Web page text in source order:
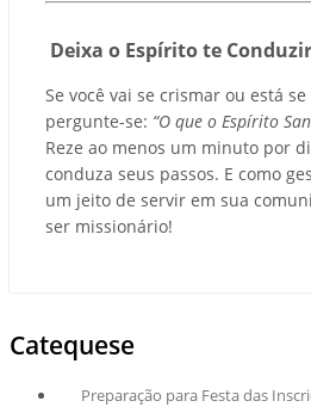
Deixa o Espírito te Conduzir
Se você vai se crismar ou está
pergunte-se: “O que o Espírito
Reze ao menos um minuto por
conduza seus passos. E como
um jeito de servir em sua
ser missionário!
Catequese
Preparação para Festa das